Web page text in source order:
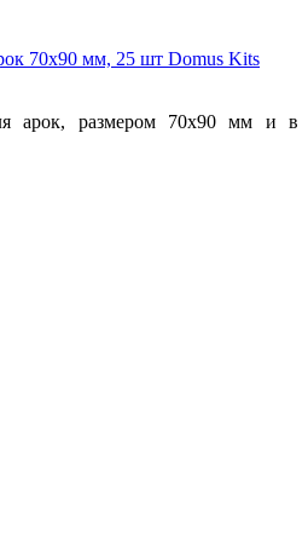
70х90 мм, 25 шт Domus Kits
арок, размером 70х90 мм и в